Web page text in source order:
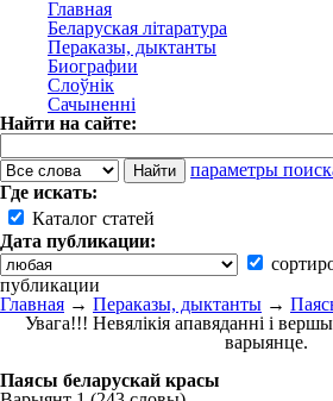
Главная
Беларуская літаратура
Пераказы, дыктанты
Биографии
Слоўнік
Сачыненні
Найти на сайте:
параметры
Где искать:
Каталог статей
Дата публикации:
публикации
Главная → Пераказы, дыктанты →
Увага!!! Невялікія апавяданні і
варыянце.
Паясы беларускай красы